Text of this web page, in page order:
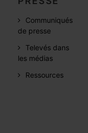
Communiqués
de presse
Televés dans
les médias
Ressources